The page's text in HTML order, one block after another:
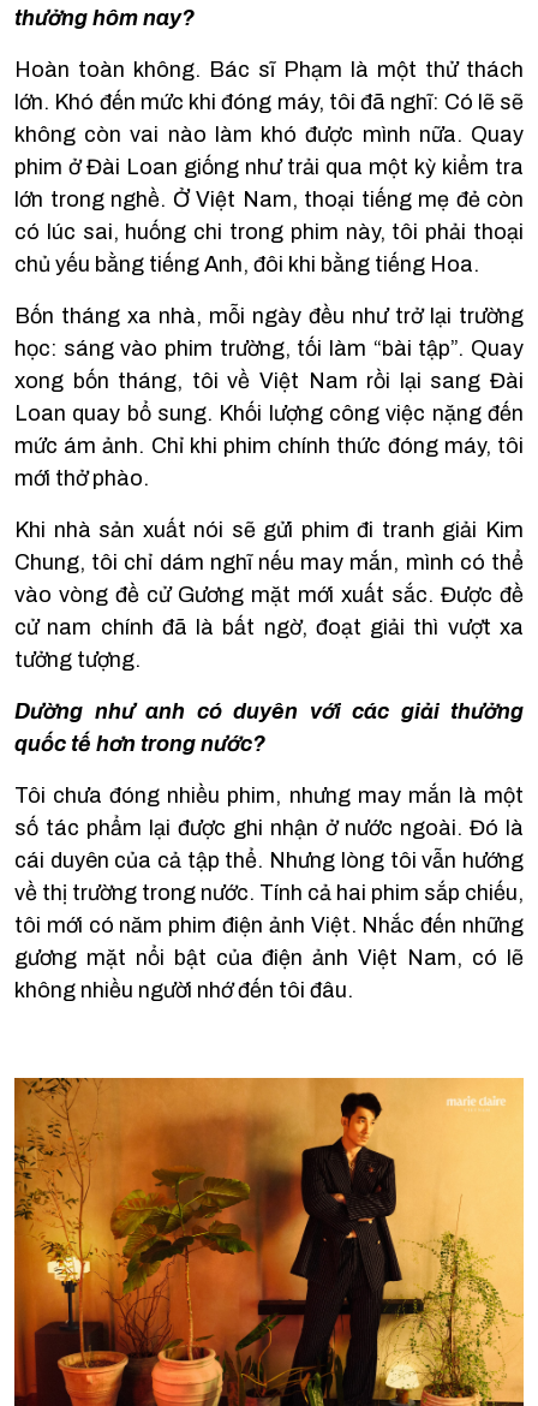
thưởng hôm nay?
Hoàn toàn không. Bác sĩ Phạm là một thử thách
lớn. Khó đến mức khi đóng máy, tôi đã nghĩ: Có lẽ sẽ
không còn vai nào làm khó được mình nữa. Quay
phim ở Đài Loan giống như trải qua một kỳ kiểm tra
lớn trong nghề. Ở Việt Nam, thoại tiếng mẹ đẻ còn
có lúc sai, huống chi trong phim này, tôi phải thoại
chủ yếu bằng tiếng Anh, đôi khi bằng tiếng Hoa.
Bốn tháng xa nhà, mỗi ngày đều như trở lại trường
học: sáng vào phim trường, tối làm “bài tập”. Quay
xong bốn tháng, tôi về Việt Nam rồi lại sang Đài
Loan quay bổ sung. Khối lượng công việc nặng đến
mức ám ảnh. Chỉ khi phim chính thức đóng máy, tôi
mới thở phào.
Khi nhà sản xuất nói sẽ gửi phim đi tranh giải Kim
Chung, tôi chỉ dám nghĩ nếu may mắn, mình có thể
vào vòng đề cử Gương mặt mới xuất sắc. Được đề
cử nam chính đã là bất ngờ, đoạt giải thì vượt xa
tưởng tượng.
Dường như anh có duyên với các giải thưởng
quốc tế hơn trong nước?
Tôi chưa đóng nhiều phim, nhưng may mắn là một
số tác phẩm lại được ghi nhận ở nước ngoài. Đó là
cái duyên của cả tập thể. Nhưng lòng tôi vẫn hướng
về thị trường trong nước. Tính cả hai phim sắp chiếu,
tôi mới có năm phim điện ảnh Việt. Nhắc đến những
gương mặt nổi bật của điện ảnh Việt Nam, có lẽ
không nhiều người nhớ đến tôi đâu.